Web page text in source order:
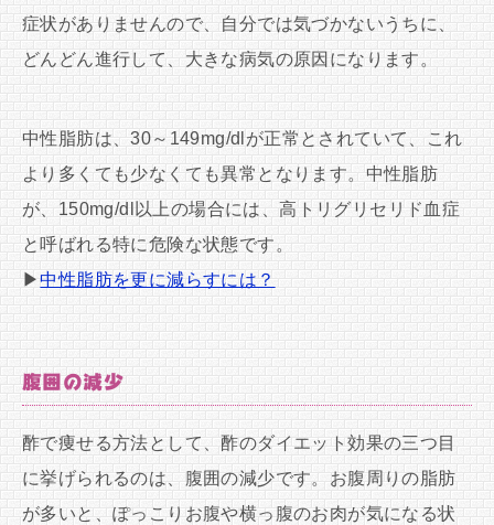
症状がありませんので、自分では気づかないうちに、
どんどん進行して、大きな病気の原因になります。
中性脂肪は、30～149mg/dlが正常とされていて、これ
より多くても少なくても異常となります。中性脂肪
が、150mg/dl以上の場合には、高トリグリセリド血症
と呼ばれる特に危険な状態です。
▶中性脂肪を更に減らすには？
腹囲の減少
酢で痩せる方法として、酢のダイエット効果の三つ目
に挙げられるのは、腹囲の減少です。お腹周りの脂肪
が多いと、ぽっこりお腹や横っ腹のお肉が気になる状